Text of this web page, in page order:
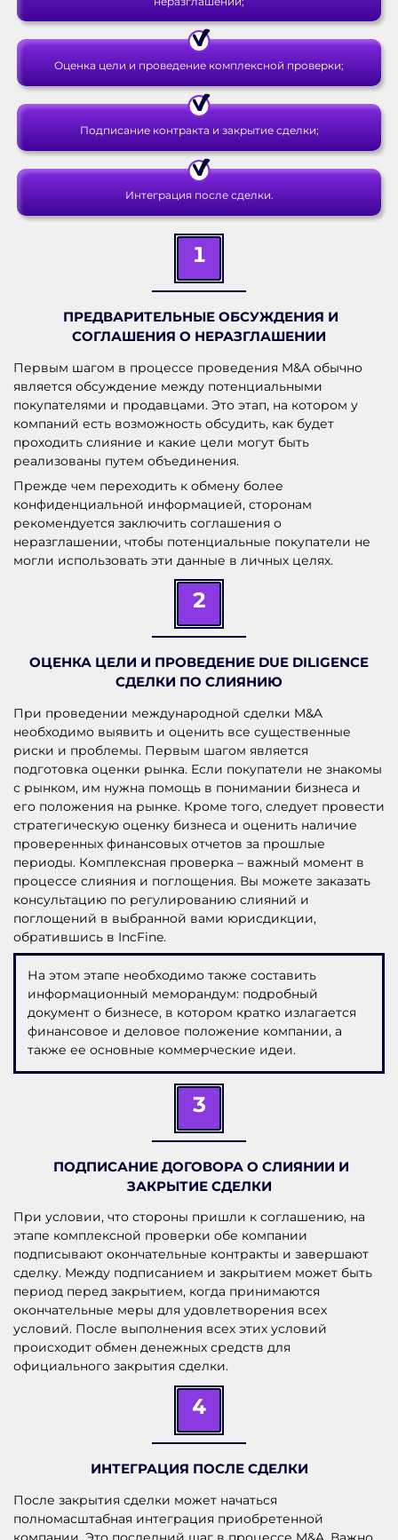
Оценка цели и проведение комплексной проверки;
Подписание контракта и закрытие сделки;
Интеграция после сделки.
1
ПРЕДВАРИТЕЛЬНЫЕ ОБСУЖДЕНИЯ И
СОГЛАШЕНИЯ О НЕРАЗГЛАШЕНИИ
Первым шагом в процессе проведения M&A обычно
является обсуждение между потенциальными
покупателями и продавцами. Это этап, на котором у
компаний есть возможность обсудить, как будет
проходить слияние и какие цели могут быть
реализованы путем объединения.
Прежде чем переходить к обмену более
конфиденциальной информацией, сторонам
рекомендуется заключить соглашения о
неразглашении, чтобы потенциальные покупатели не
могли использовать эти данные в личных целях.
2
ОЦЕНКА ЦЕЛИ И ПРОВЕДЕНИЕ DUE DILIGENCE
СДЕЛКИ ПО СЛИЯНИЮ
При проведении международной сделки M&A
необходимо выявить и оценить все существенные
риски и проблемы. Первым шагом является
подготовка оценки рынка. Если покупатели не знакомы
с рынком, им нужна помощь в понимании бизнеса и
его положения на рынке. Кроме того, следует провести
стратегическую оценку бизнеса и оценить наличие
проверенных финансовых отчетов за прошлые
периоды. Комплексная проверка – важный момент в
процессе слияния и поглощения. Вы можете заказать
консультацию по регулированию слияний и
поглощений в выбранной вами юрисдикции,
обратившись в IncFine.
На этом этапе необходимо также составить
информационный меморандум: подробный
документ о бизнесе, в котором кратко излагается
финансовое и деловое положение компании, а
также ее основные коммерческие идеи.
3
ПОДПИСАНИЕ ДОГОВОРА О СЛИЯНИИ И
ЗАКРЫТИЕ СДЕЛКИ
При условии, что стороны пришли к соглашению, на
этапе комплексной проверки обе компании
подписывают окончательные контракты и завершают
сделку. Между подписанием и закрытием может быть
период перед закрытием, когда принимаются
окончательные меры для удовлетворения всех
условий. После выполнения всех этих условий
происходит обмен денежных средств для
официального закрытия сделки.
4
ИНТЕГРАЦИЯ ПОСЛЕ СДЕЛКИ
После закрытия сделки может начаться
полномасштабная интеграция приобретенной